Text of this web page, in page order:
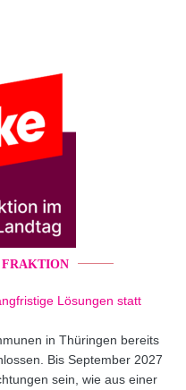
FRAKTION
Lösungen statt
in Thüringen bereits
Bis September 2027
sein, wie aus einer